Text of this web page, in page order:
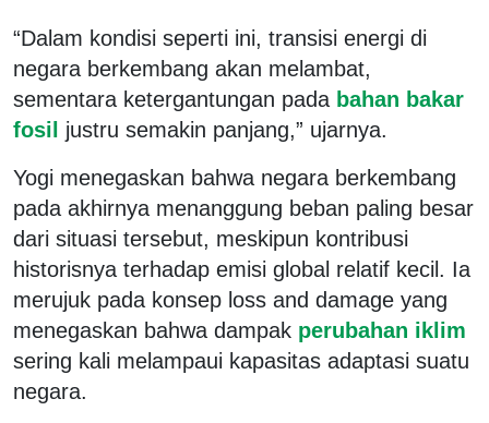
“Dalam kondisi seperti ini, transisi energi di
negara berkembang akan melambat,
sementara ketergantungan pada bahan bakar
fosil justru semakin panjang,” ujarnya.
Yogi menegaskan bahwa negara berkembang
pada akhirnya menanggung beban paling besar
dari situasi tersebut, meskipun kontribusi
historisnya terhadap emisi global relatif kecil. Ia
merujuk pada konsep loss and damage yang
menegaskan bahwa dampak perubahan iklim
sering kali melampaui kapasitas adaptasi suatu
negara.